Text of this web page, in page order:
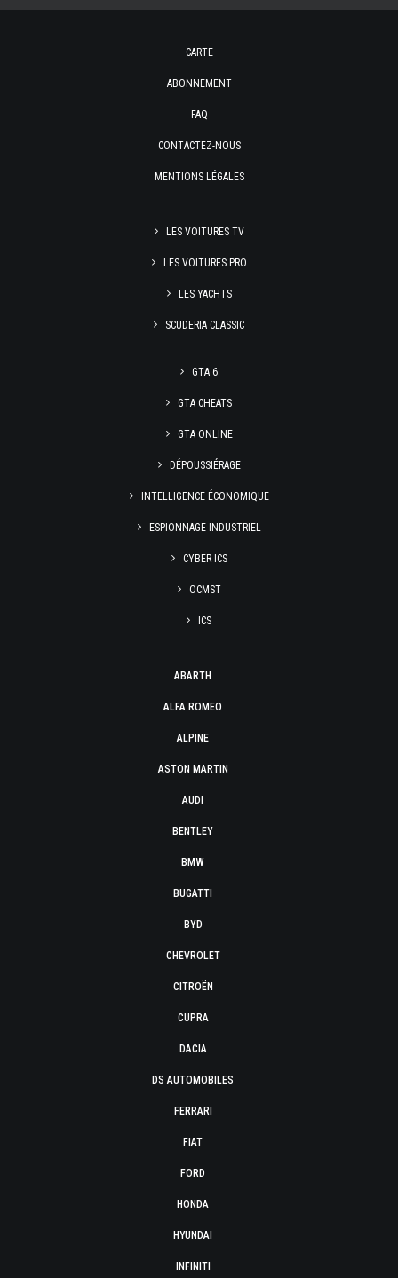
CARTE
ABONNEMENT
FAQ
CONTACTEZ-NOUS
MENTIONS LÉGALES
LES VOITURES TV
LES VOITURES PRO
LES YACHTS
SCUDERIA CLASSIC
GTA 6
GTA CHEATS
GTA ONLINE
DÉPOUSSIÉRAGE
INTELLIGENCE ÉCONOMIQUE
ESPIONNAGE INDUSTRIEL
CYBER ICS
OCMST
ICS
ABARTH
ALFA ROMEO
ALPINE
ASTON MARTIN
AUDI
BENTLEY
BMW
BUGATTI
BYD
CHEVROLET
CITROËN
CUPRA
DACIA
DS AUTOMOBILES
FERRARI
FIAT
FORD
HONDA
HYUNDAI
INFINITI